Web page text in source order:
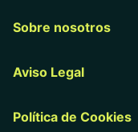
Sobre nosotros
Aviso Legal
Política de Cookies